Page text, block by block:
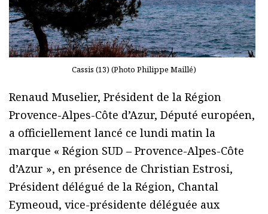
Cassis (13) (Photo Philippe Maillé)
Renaud Muselier, Président de la Région
Provence-Alpes-Côte d’Azur, Député européen,
a officiellement lancé ce lundi matin la
marque « Région SUD – Provence-Alpes-Côte
d’Azur », en présence de Christian Estrosi,
Président délégué de la Région, Chantal
Eymeoud, vice-présidente déléguée aux